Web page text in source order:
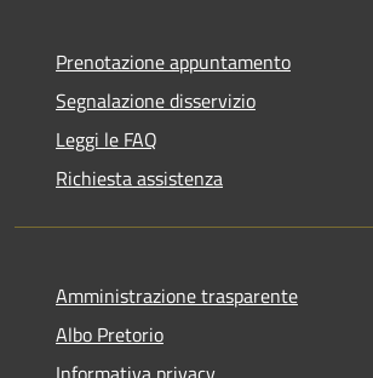
Prenotazione appuntamento
Segnalazione disservizio
Leggi le FAQ
Richiesta assistenza
Amministrazione trasparente
Albo Pretorio